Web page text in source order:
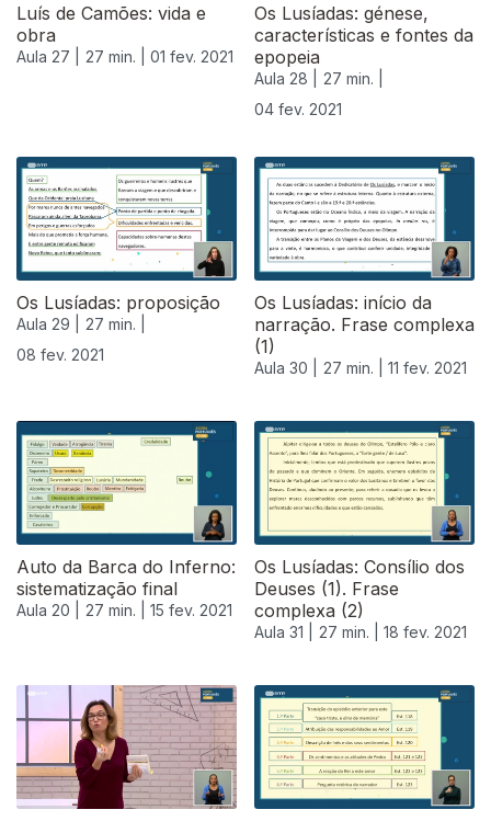
Luís de Camões: vida e
obra
Aula 27 | 27 min. | 01 fev. 2021
Os Lusíadas: génese,
características e fontes da
epopeia
Aula 28 |
27 min. |
04 fev. 2021
Os Lusíadas: proposição
Aula 29 |
27 min. |
08 fev. 2021
Os Lusíadas: início da
narração. Frase complexa
(1)
Aula 30 | 27 min. | 11 fev. 2021
Auto da Barca do Inferno:
sistematização final
Aula 20 | 27 min. | 15 fev. 2021
Os Lusíadas: Consílio dos
Deuses (1). Frase
complexa (2)
Aula 31 | 27 min. | 18 fev. 2021